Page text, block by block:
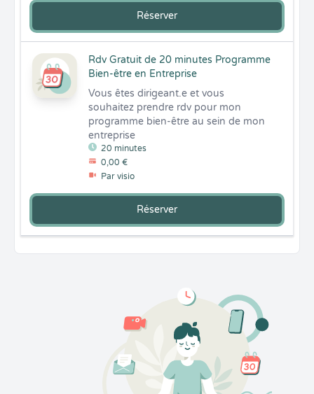
Réserver
Rdv Gratuit de 20 minutes Programme
Bien-être en Entreprise
20 minutes
0,00 €
Par visio
Vous êtes dirigeant.e et vous
souhaitez prendre rdv pour mon
programme bien-être au sein de mon
entreprise
Réserver